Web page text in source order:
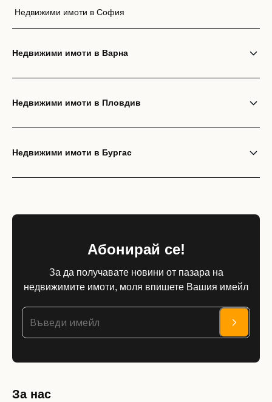
Недвижими имоти в София
Недвижими имоти в Варна
Недвижими имоти в Пловдив
Недвижими имоти в Бургас
Абонирай се!
За да получавате новини от пазара на
недвижимите имоти, моля впишете Вашия имейл
За нас